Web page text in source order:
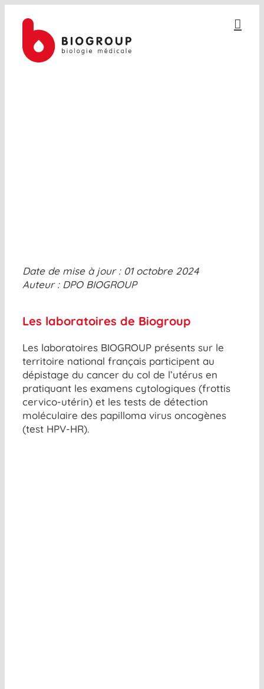
contenu
Date de mise à jour : 01 octobre 2024
Auteur : DPO BIOGROUP
Les laboratoires de Biogroup
Les laboratoires BIOGROUP présents sur le
territoire national français participent au
dépistage du cancer du col de l’utérus en
pratiquant les examens cytologiques (frottis
cervico-utérin) et les tests de détection
moléculaire des papilloma virus oncogènes
(test HPV-HR).